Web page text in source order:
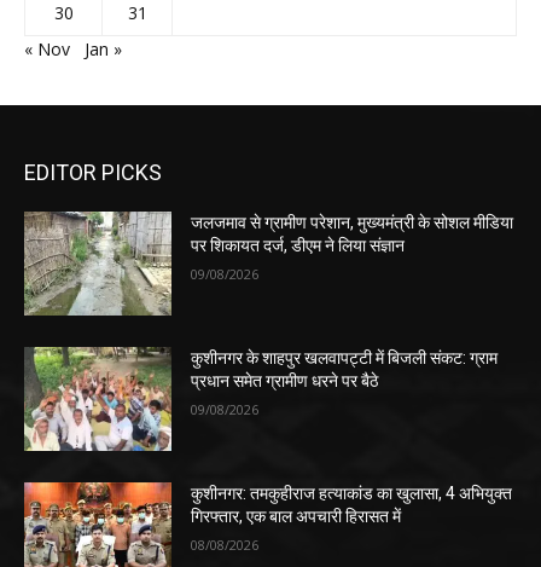
30
31
« Nov
Jan »
EDITOR PICKS
जलजमाव से ग्रामीण परेशान, मुख्यमंत्री के सोशल मीडिया
पर शिकायत दर्ज, डीएम ने लिया संज्ञान
09/08/2026
कुशीनगर के शाहपुर खलवापट्टी में बिजली संकट: ग्राम
प्रधान समेत ग्रामीण धरने पर बैठे
09/08/2026
कुशीनगर: तमकुहीराज हत्याकांड का खुलासा, 4 अभियुक्त
गिरफ्तार, एक बाल अपचारी हिरासत में
08/08/2026